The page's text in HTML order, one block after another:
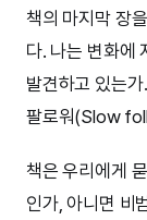
책의 마지막 장
다. 나는 변화에
발견하고 있는
팔로워(Slow
책은 우리에게
인가, 아니면 비